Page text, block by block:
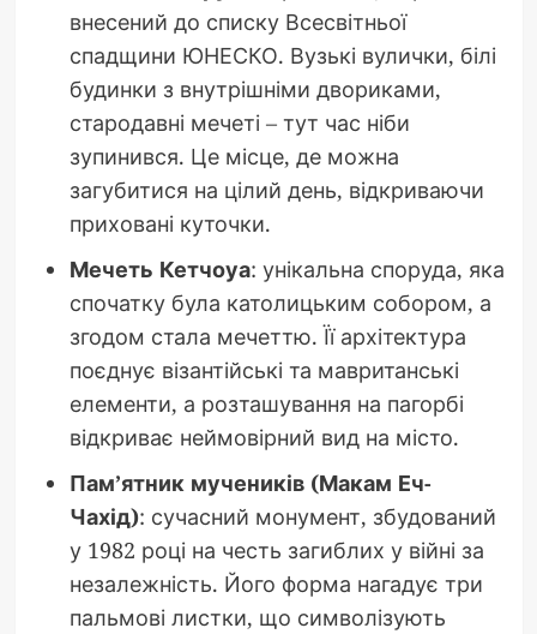
внесений до списку Всесвітньої
спадщини ЮНЕСКО. Вузькі вулички, білі
будинки з внутрішніми двориками,
стародавні мечеті – тут час ніби
зупинився. Це місце, де можна
загубитися на цілий день, відкриваючи
приховані куточки.
Мечеть Кетчоуа: унікальна споруда, яка
спочатку була католицьким собором, а
згодом стала мечеттю. Її архітектура
поєднує візантійські та мавританські
елементи, а розташування на пагорбі
відкриває неймовірний вид на місто.
Пам’ятник мучеників (Макам Еч-
Чахід): сучасний монумент, збудований
у 1982 році на честь загиблих у війні за
незалежність. Його форма нагадує три
пальмові листки, що символізують